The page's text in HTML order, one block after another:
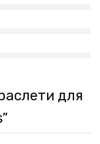
для